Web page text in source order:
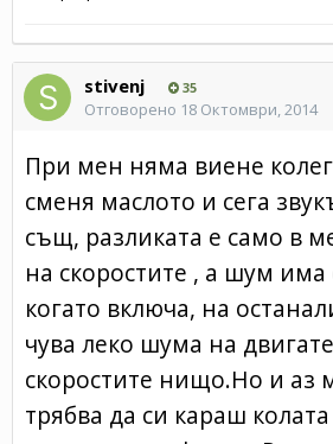
stivenj 35
Отговорено 18 Октомври, 2014
При мен няма виене
сменя маслото и сега
същ, разликата е само в
на скоростите , а шум
когато включа, на
чува леко шума на
скоростите нищо.Но и аз
трябва да си караш